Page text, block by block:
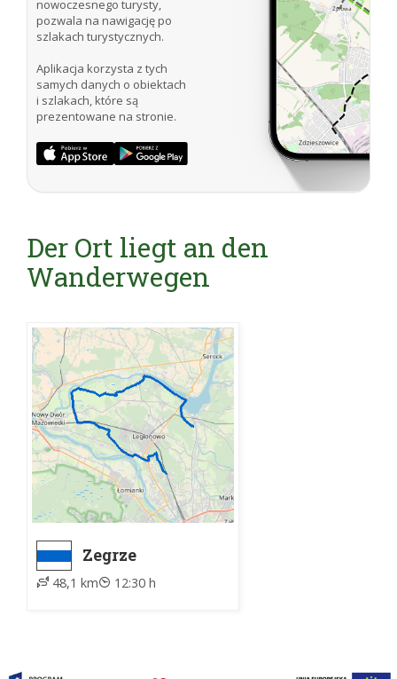
nowoczesnego turysty,
pozwala na nawigację po
szlakach turystycznych.
Aplikacja korzysta z tych
samych danych o obiektach
i szlakach, które są
prezentowane na stronie.
Der Ort liegt an den
Wanderwegen
Zegrze
Południowe -
Warszawa
48,1 km 12:30 h